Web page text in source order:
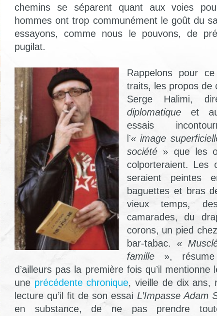
chemins se séparent quant aux voies
hommes ont trop communément le goût du
essayons, comme nous le pouvons, de
pugilat.
Rappelons pour
traits, les propos de
Serge Halimi,
diplomatiqueet
essais
l’«image
société » que les
colporteraient. Les
seraient peintes
baguettes et bras
vieux temps,
camarades, du
corons, un pied
bar-tabac. «
famille», résume
d’ailleurs pas la première fois qu’il
une précédente chronique, vieille de dix ans,
lecture qu’il fit de son essai L’Impasse
en substance, de ne pas prendre